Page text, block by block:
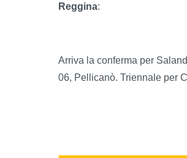
Reggina:
Arriva la conferma per
06, Pellicanò. Triennale per